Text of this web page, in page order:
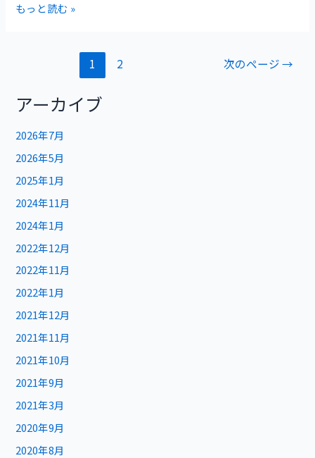
もっと読む »
1 2 次のページ→
アーカイブ
2026年7月
2026年5月
2025年1月
2024年11月
2024年1月
2022年12月
2022年11月
2022年1月
2021年12月
2021年11月
2021年10月
2021年9月
2021年3月
2020年9月
2020年8月